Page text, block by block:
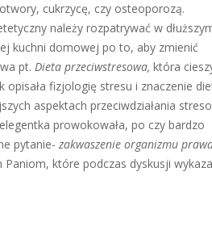
cukrzycę, czy osteoporozą.
należy rozpatrywać w
kuchni domowej po to, aby zmienić
pt. Dieta przeciwstresowa, która
fizjologię stresu i znaczenie
aspektach przeciwdziałania
prowokowała, po czy bardzo
pytanie- zakwaszenie organizmu
które podczas dyskusji